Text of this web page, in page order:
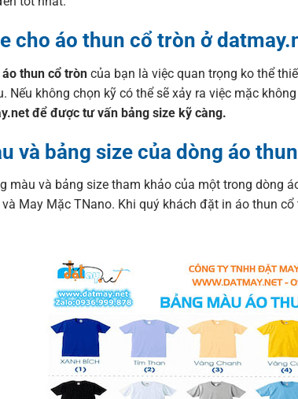
cho áo thun cổ tròn ở
thun cổ tròn của bạn là việc quan trọng ko thể
Nếu không chọn kỹ có thể sẽ xảy ra việc mặc
để được tư vấn bảng size kỹ càng.
và bảng size của dòng áo
màu và bảng size tham khảo của một trong dòng
May Mặc TNano. Khi quý khách đặt in áo thun